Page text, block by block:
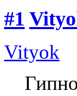
#1
Vityok